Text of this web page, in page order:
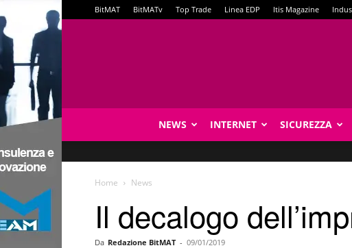
BitMAT BitMATv Top Trade Linea EDP Itis Magazine
NEWS INTERNET SICUREZZA
Home News
Il decalogo
Da Redazione BitMAT - 09/01/2019